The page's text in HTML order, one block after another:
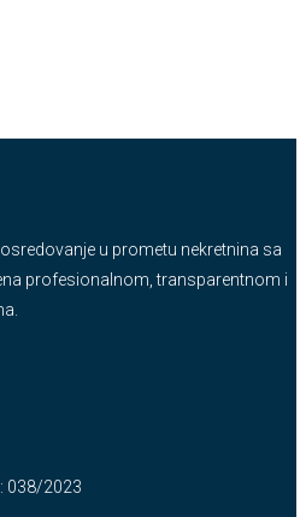
u prometu nekretnina sa
profesionalnom, transparentnom i
: 038/2023